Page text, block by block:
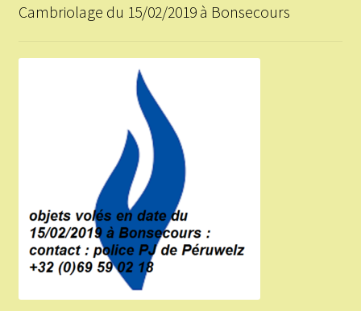
Cambriolage du 15/02/2019 à Bonsecours